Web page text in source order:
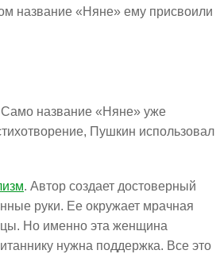
название «Няне» ему присвоили
Само название «Няне» уже
Пушкин использовал
. Автор создает достоверный
руки. Ее окружает мрачная
Но именно эта женщина
нужна поддержка. Все это